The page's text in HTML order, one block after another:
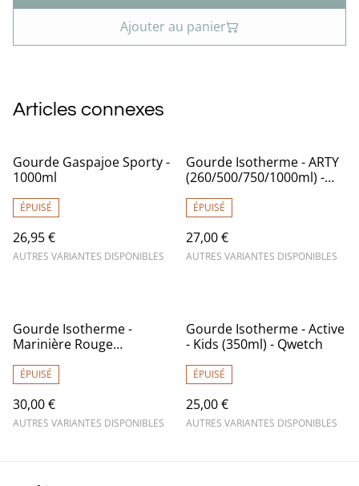
Ajouter au panier
Articles connexes
Gourde Gaspajoe Sporty -
1000ml
ÉPUISÉ
26,95 €
AUTRES VARIANTES DISPONIBLES
Gourde Isotherme - ARTY
(260/500/750/1000ml) -
ÉPUISÉ
27,00 €
AUTRES VARIANTES DISPONIBLES
Gourde Isotherme -
Marinière Rouge
ÉPUISÉ
30,00 €
AUTRES VARIANTES DISPONIBLES
Gourde Isotherme - Active
- Kids (350ml) - Qwetch
ÉPUISÉ
25,00 €
AUTRES VARIANTES DISPONIBLES